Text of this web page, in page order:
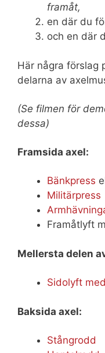
framåt,
en där du
och en där
Här några förslag
delarna av
(Se filmen för
dessa)
Framsida axel:
Bänkpress
Militärpress
Framåtlyft
Mellersta delen
Sidolyft
Baksida axel:
Stångrodd